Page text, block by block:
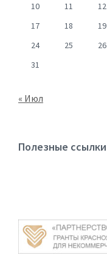
10
11 12
17
18 19
24
25 26
31
« Июл
Полезные ссылки